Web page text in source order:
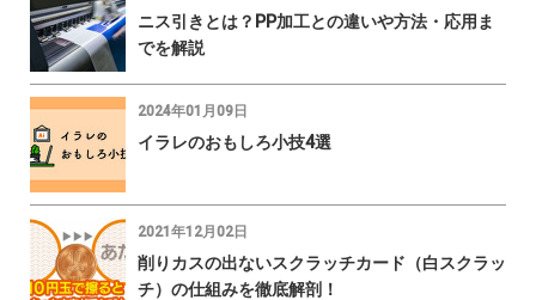
ニス引きとは？PP加工との違いや方法・応用ま
でを解説
2024年01月09日
イラレのおもしろ小技4選
2021年12月02日
削りカスの出ないスクラッチカード（白スクラッ
チ）の仕組みを徹底解剖！